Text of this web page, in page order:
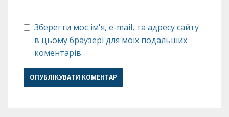
Зберегти моє ім'я, e-mail, та адресу сайту
в цьому браузері для моїх подальших
коментарів.